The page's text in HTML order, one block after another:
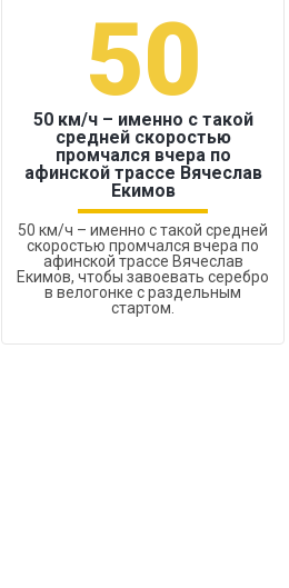
50
50 км/ч – именно с такой
средней скоростью
промчался вчера по
афинской трассе Вячеслав
Екимов
50 км/ч – именно с такой средней
скоростью промчался вчера по
афинской трассе Вячеслав
Екимов, чтобы завоевать серебро
в велогонке с раздельным
стартом.